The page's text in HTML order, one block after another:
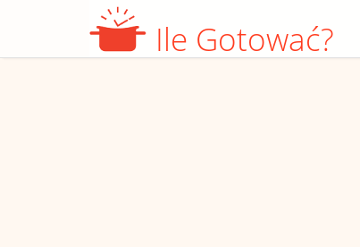
Ile Gotować?